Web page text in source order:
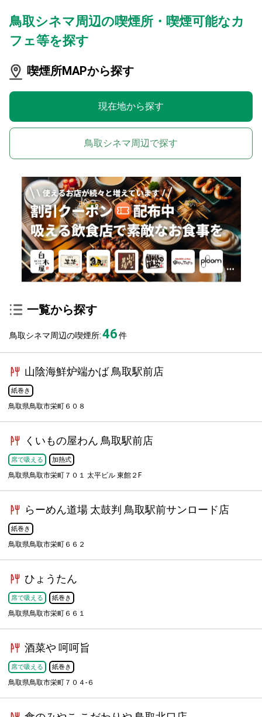
鳥取シネマ周辺の喫煙所・喫煙可能なカ
フェ等を探す
喫煙所MAPから探す
現在地から探す
鳥取シネマ周辺で探す
一覧から探す
鳥取シネマ周辺の喫煙所:46件
山陰海鮮炉端かば 鳥取駅前店
紙巻き
鳥取県鳥取市栄町６０８
くいもの屋わん 鳥取駅前店
席で吸える 加熱式
鳥取県鳥取市栄町７０１ 太平ビル 東館２F
らーめん道場 太鼓判 鳥取駅前サンロード店
紙巻き
鳥取県鳥取市栄町６６２
ひょうたん
席で吸える 紙巻き
鳥取県鳥取市栄町６６１
酒菜や 呵呵旨
席で吸える 紙巻き
鳥取県鳥取市栄町７０４-６